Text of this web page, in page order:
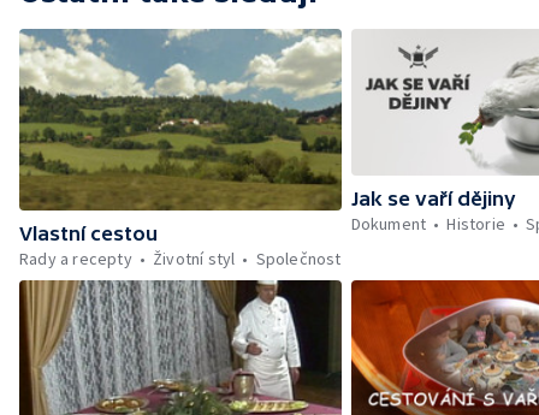
Vlastní cestou
Rady a recepty
Životní styl Společnost
Jak se vaří dějiny
Dokument
Historie